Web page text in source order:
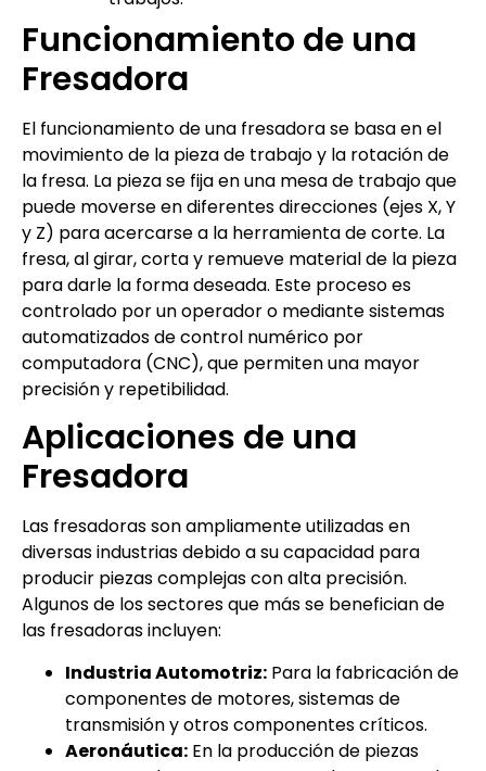
Funcionamiento de una
Fresadora
El funcionamiento de una fresadora se basa en el
movimiento de la pieza de trabajo y la rotación de
la fresa. La pieza se fija en una mesa de trabajo que
puede moverse en diferentes direcciones (ejes X, Y
y Z) para acercarse a la herramienta de corte. La
fresa, al girar, corta y remueve material de la pieza
para darle la forma deseada. Este proceso es
controlado por un operador o mediante sistemas
automatizados de control numérico por
computadora (CNC), que permiten una mayor
precisión y repetibilidad.
Aplicaciones de una
Fresadora
Las fresadoras son ampliamente utilizadas en
diversas industrias debido a su capacidad para
producir piezas complejas con alta precisión.
Algunos de los sectores que más se benefician de
las fresadoras incluyen:
Industria Automotriz: Para la fabricación de
componentes de motores, sistemas de
transmisión y otros componentes críticos.
Aeronáutica: En la producción de piezas